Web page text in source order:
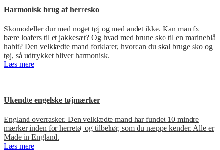
Harmonisk brug af herresko
Skomodeller dur med noget tøj og med andet ikke. Kan man fx
bære loafers til et jakkesæt? Og hvad med brune sko til en marineblå
habit? Den velklædte mand forklarer, hvordan du skal bruge sko og
tøj, så udtrykket bliver harmonisk.
Læs mere
Ukendte engelske tøjmærker
England overrasker. Den velklædte mand har fundet 10 mindre
mærker inden for herretøj og tilbehør, som du næppe kender. Alle er
Made in England.
Læs mere